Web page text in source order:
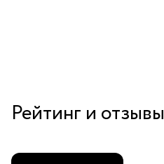
Рейтинг и отзывы